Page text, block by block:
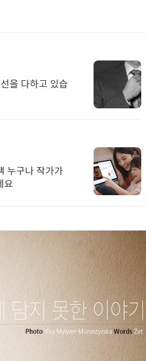
을 다하고 있습
누구나 작가가
요